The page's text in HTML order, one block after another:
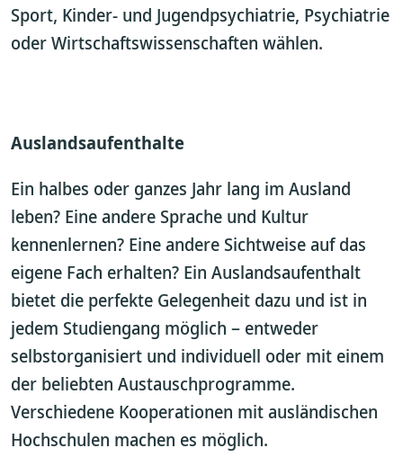
Sport, Kinder- und Jugendpsychiatrie, Psychiatrie
oder Wirtschaftswissenschaften wählen.
Auslandsaufenthalte
Ein halbes oder ganzes Jahr lang im Ausland
leben? Eine andere Sprache und Kultur
kennenlernen? Eine andere Sichtweise auf das
eigene Fach erhalten? Ein Auslandsaufenthalt
bietet die perfekte Gelegenheit dazu und ist in
jedem Studiengang möglich – entweder
selbstorganisiert und individuell oder mit einem
der beliebten Austauschprogramme.
Verschiedene Kooperationen mit ausländischen
Hochschulen machen es möglich.